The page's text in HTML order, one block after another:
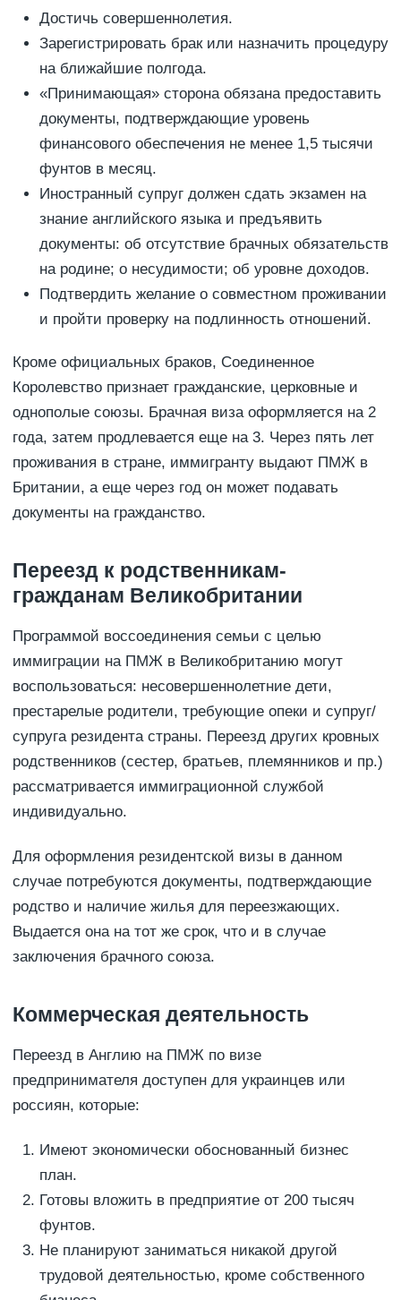
Достичь совершеннолетия.
Зарегистрировать брак или назначить процедуру
на ближайшие полгода.
«Принимающая» сторона обязана предоставить
документы, подтверждающие уровень
финансового обеспечения не менее 1,5 тысячи
фунтов в месяц.
Иностранный супруг должен сдать экзамен на
знание английского языка и предъявить
документы: об отсутствие брачных обязательств
на родине; о несудимости; об уровне доходов.
Подтвердить желание о совместном проживании
и пройти проверку на подлинность отношений.
Кроме официальных браков, Соединенное
Королевство признает гражданские, церковные и
однополые союзы. Брачная виза оформляется на 2
года, затем продлевается еще на 3. Через пять лет
проживания в стране, иммигранту выдают ПМЖ в
Британии, а еще через год он может подавать
документы на гражданство.
Переезд к родственникам-
гражданам Великобритании
Программой воссоединения семьи с целью
иммиграции на ПМЖ в Великобританию могут
воспользоваться: несовершеннолетние дети,
престарелые родители, требующие опеки и супруг/
супруга резидента страны. Переезд других кровных
родственников (сестер, братьев, племянников и пр.)
рассматривается иммиграционной службой
индивидуально.
Для оформления резидентской визы в данном
случае потребуются документы, подтверждающие
родство и наличие жилья для переезжающих.
Выдается она на тот же срок, что и в случае
заключения брачного союза.
Коммерческая деятельность
Переезд в Англию на ПМЖ по визе
предпринимателя доступен для украинцев или
россиян, которые:
Имеют экономически обоснованный бизнес
план.
Готовы вложить в предприятие от 200 тысяч
фунтов.
Не планируют заниматься никакой другой
трудовой деятельностью, кроме собственного